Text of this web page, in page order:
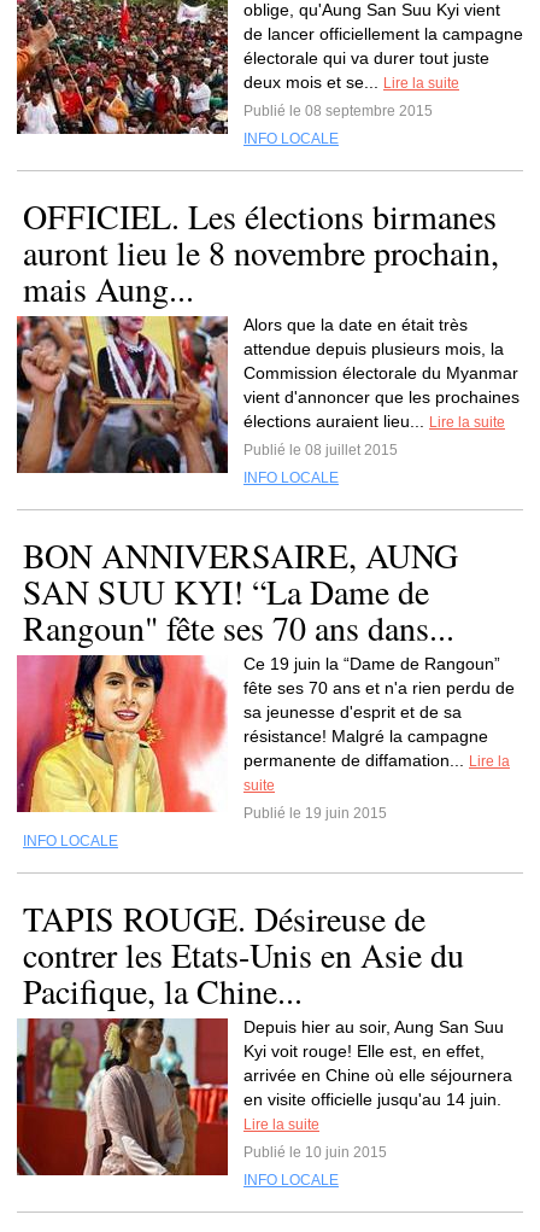
oblige, qu'Aung San Suu Kyi vient
de lancer officiellement la campagne
électorale qui va durer tout juste
deux mois et se...
Lire la suite
Publié le 08 septembre 2015
INFO LOCALE
OFFICIEL. Les élections birmanes
auront lieu le 8 novembre prochain,
mais Aung...
Alors que la date en était très
attendue depuis plusieurs mois, la
Commission électorale du Myanmar
vient d'annoncer que les prochaines
élections auraient lieu...
Lire la suite
Publié le 08 juillet 2015
INFO LOCALE
BON ANNIVERSAIRE, AUNG
SAN SUU KYI! “La Dame de
Rangoun" fête ses 70 ans dans...
Ce 19 juin la “Dame de Rangoun”
fête ses 70 ans et n'a rien perdu de
sa jeunesse d'esprit et de sa
résistance! Malgré la campagne
permanente de diffamation...
Lire la
suite
Publié le 19 juin 2015
INFO LOCALE
TAPIS ROUGE. Désireuse de
contrer les Etats-Unis en Asie du
Pacifique, la Chine...
Depuis hier au soir, Aung San Suu
Kyi voit rouge! Elle est, en effet,
arrivée en Chine où elle séjournera
en visite officielle jusqu'au 14 juin.
Lire la suite
Publié le 10 juin 2015
INFO LOCALE